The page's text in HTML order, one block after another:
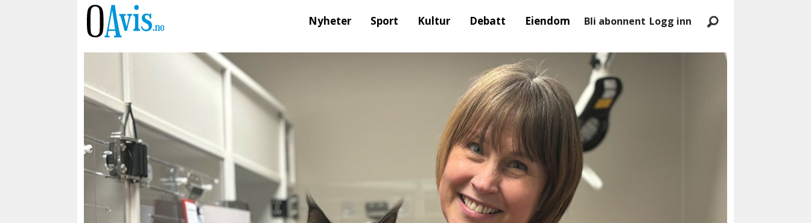
Nyheter Sport Kultur Debatt Eiendom Bli abonnent Logg inn